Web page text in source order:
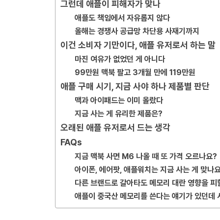
그런데 애플이 피해자가 맞나
애플도 책임에서 자유롭지 않다
올해는 경쟁사 공급망 차단용 사재기까지
이건 소비자 기만이다, 애플 유저로서 하는 말
마진 여유가 없었던 게 아니다
99만원 맥북 팔고 3개월 만에 119만원
애플 구매 시기, 지금 사야 하나 제품별 판단
맥과 아이패드는 이미 올랐다
지금 사는 게 유리한 제품은?
오래된 애플 유저로서 드는 생각
FAQs
지금 맥북 사면 M6 나올 때 또 가격 오르나요?
아이폰, 에어팟, 애플워치는 지금 사는 게 맞나
다른 브랜드로 갈아타도 메모리 대란 영향을 피
애플이 중국산 메모리를 쓴다는 얘기가 있던데